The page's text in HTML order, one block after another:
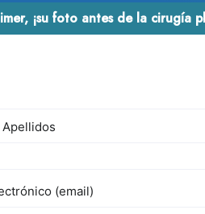
¡su foto antes de la cirugía